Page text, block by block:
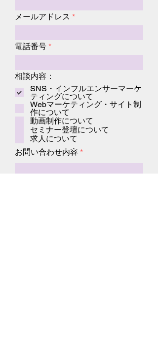
メールアドレス
電話番号
相談内容：
SNS・インフルエンサーマーケ
ティングについて
Webマーケティング・サイト制
作について
動画制作について
セミナー登壇について
求人について
お問い合わせ内容